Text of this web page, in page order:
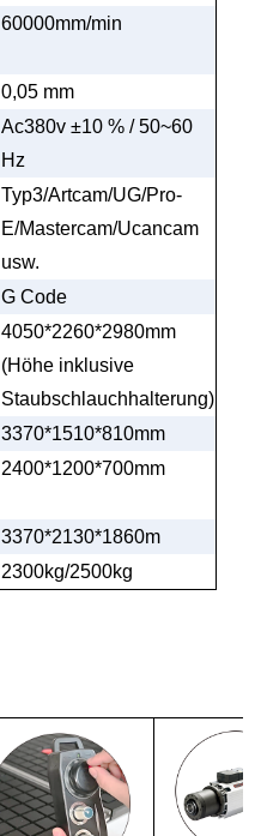
60000mm/min
0,05 mm
Ac380v ±10 % / 50~60
Hz
Typ3/Artcam/UG/Pro-
E/Mastercam/Ucancam
usw.
G Code
4050*2260*2980mm
(Höhe inklusive
Staubschlauchhalterung)
3370*1510*810mm
2400*1200*700mm
3370*2130*1860m
2300kg/2500kg